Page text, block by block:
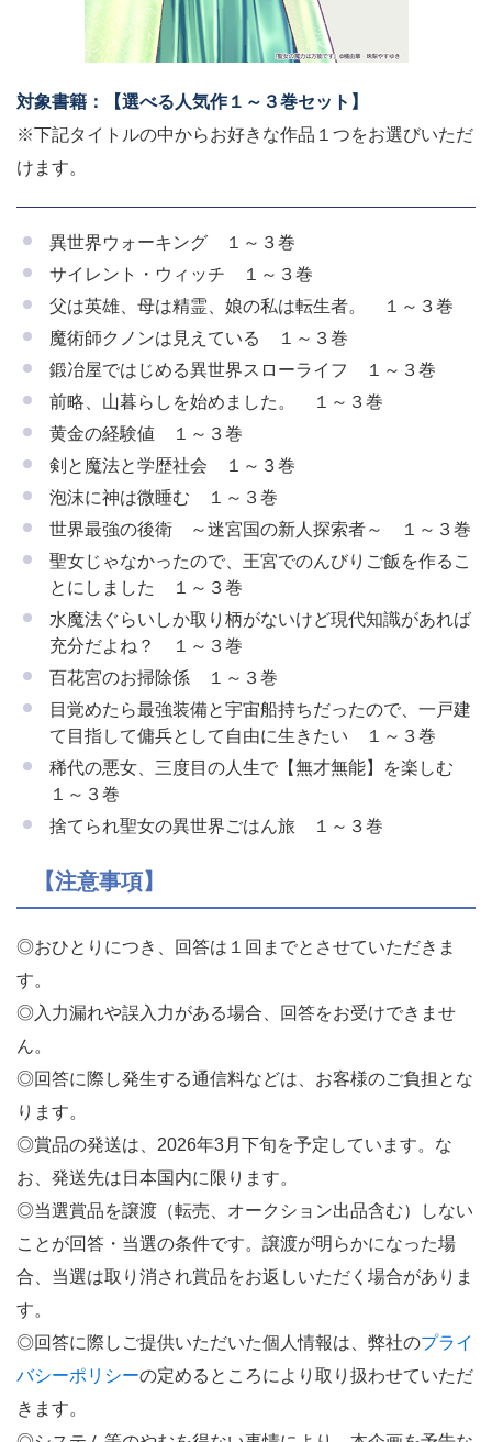
対象書籍：【選べる人気作１～３巻セット 】
※下記タイトルの中からお好きな作品１つをお選びいただ
けます。
異世界ウォーキング １～３巻
サイレント・ウィッチ １～３巻
父は英雄、母は精霊、娘の私は転生者。 １～３巻
魔術師クノンは見えている １～３巻
鍛冶屋ではじめる異世界スローライフ １～３巻
前略、山暮らしを始めました。 １～３巻
黄金の経験値 １～３巻
剣と魔法と学歴社会 １～３巻
泡沫に神は微睡む １～３巻
世界最強の後衛 ～迷宮国の新人探索者～ １～３巻
聖女じゃなかったので、王宮でのんびりご飯を作るこ
とにしました １～３巻
水魔法ぐらいしか取り柄がないけど現代知識があれば
充分だよね？ １～３巻
百花宮のお掃除係 １～３巻
目覚めたら最強装備と宇宙船持ちだったので、一戸建
て目指して傭兵として自由に生きたい １～３巻
稀代の悪女、三度目の人生で【無才無能】を楽しむ
１～３巻
捨てられ聖女の異世界ごはん旅 １～３巻
【注意事項】
◎おひとりにつき、回答は１回までとさせていただきま
す。
◎入力漏れや誤入力がある場合、回答をお受けできませ
ん。
◎回答に際し発生する通信料などは、お客様のご負担とな
ります。
◎賞品の発送は、2026年3月下旬を予定しています。な
お、発送先は日本国内に限ります。
◎当選賞品を譲渡（転売、オークション出品含む）しない
ことが回答・当選の条件です。譲渡が明らかになった場
合、当選は取り消され賞品をお返しいただく場合がありま
す。
◎回答に際しご提供いただいた個人情報は、弊社のプライ
バシーポリシーの定めるところにより取り扱わせていただ
きます。